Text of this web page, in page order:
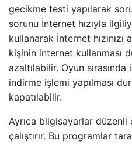
gecikme testi yapılarak
sorunu İnternet hızıyla
kullanarak İnternet
kişinin internet kullanması
azaltılabilir. Oyun
indirme işlemi yapılması
kapatılabilir.
Ayrıca bilgisayarlar
çalıştırır. Bu programlar